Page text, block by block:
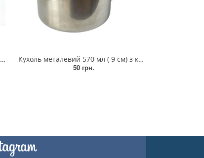
Кухоль металевий 570 мл ( 9 см) з кришкою
50 грн.